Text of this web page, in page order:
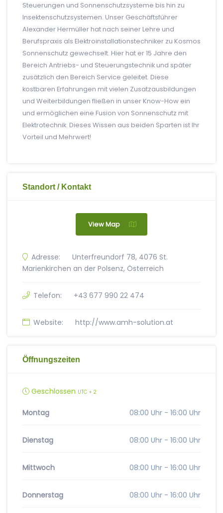
Steuerungen und Sonnenschutzsysteme bis hin zu
Insektenschutzsystemen. Unser Geschäftsführer
Alexander Hermüller hat nach seiner Lehre und
Berufspraxis als Elektroinstallationstechniker zu Kosmos
Sonnenschutz gewechselt. Hier hat er 15 Jahre den
Bereich Antriebs- und Steuerungstechnik und später
zusätzlich den Bereich Service geleitet. Diese
kostbaren Erfahrungen mit vielen Zusatzausbildungen
und Weiterbildungen fließen in unser Know-How ein
und ermöglichen eine Fusion von Sonnenschutz mit
Elektrotechnik. Dieses Wissen aus beiden Sparten ist Ihr
Vorteil und Mehrwert!
Standort / Kontakt
View Map
Adresse:
Unterfreundorf 78, 4076 St.
Marienkirchen an der Polsenz, Österreich
Telefon: +43 677 990 22 474
Website: http://www.amh-solution.at
Öffnungszeiten
Geschlossen UTC + 2
Montag 08:00 Uhr - 16:00 Uhr
Dienstag 08:00 Uhr - 16:00 Uhr
Mittwoch 08:00 Uhr - 16:00 Uhr
Donnerstag 08:00 Uhr - 16:00 Uhr